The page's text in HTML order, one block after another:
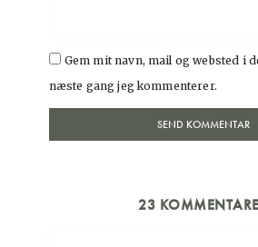
Gem mit navn, mail og websted i
næste gang jeg kommenterer.
23